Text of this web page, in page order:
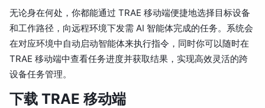
无论身在何处，你都能通过 TRAE 移动端便捷地选择目标设备
和工作路径，向远程环境下发需 AI 智能体完成的任务。系统会
在对应环境中自动启动智能体来执行指令，同时你可以随时在
TRAE 移动端中查看任务进度并获取结果，实现高效灵活的跨
设备任务管理。
下载 TRAE 移动端